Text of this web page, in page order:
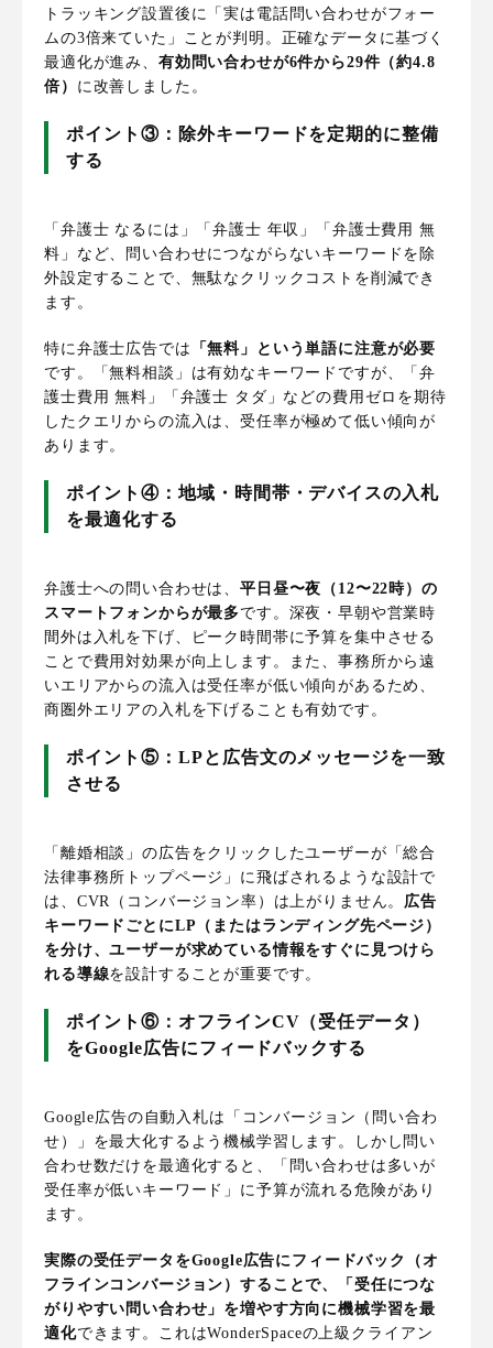
トラッキング設置後に「実は電話問い合わせがフォー
ムの3倍来ていた」ことが判明。正確なデータに基づく
最適化が進み、 有効問い合わせが6件から29件（約4.8
倍） に改善しました。
ポイント③：除外キーワードを定期的に整備
する
「弁護士 なるには」「弁護士 年収」「弁護士費用 無
料」など、問い合わせにつながらないキーワードを除
外設定することで、無駄なクリックコストを削減でき
ます。
特に弁護士広告では
「無料」という単語に注意が必要
です。「無料相談」は有効なキーワードですが、「弁
護士費用 無料」「弁護士 タダ」などの費用ゼロを期待
したクエリからの流入は、受任率が極めて低い傾向が
あります。
ポイント④：地域・時間帯・デバイスの入札
を最適化する
弁護士への問い合わせは、平日昼〜夜（12〜22時）の
スマートフォンからが最多です。深夜・早朝や営業時
間外は入札を下げ、ピーク時間帯に予算を集中させる
ことで費用対効果が向上します。また、事務所から遠
いエリアからの流入は受任率が低い傾向があるため、
商圏外エリアの入札を下げることも有効です。
ポイント⑤：LPと広告文のメッセージを一致
させる
「離婚相談」の広告をクリックしたユーザーが「総合
法律事務所トップページ」に飛ばされるような設計で
は、CVR（コンバージョン率）は上がりません。 広告
キーワードごとにLP（またはランディング先ページ）
を分け、ユーザーが求めている情報をすぐに見つけら
れる導線を設計することが重要です。
ポイント⑥：オフラインCV（受任データ）
をGoogle広告にフィードバックする
Google広告の自動入札は「コンバージョン（問い合わ
せ）」を最大化するよう機械学習します。しかし問い
合わせ数だけを最適化すると、「問い合わせは多いが
受任率が低いキーワード」に予算が流れる危険があり
ます。
実際の受任データをGoogle広告にフィードバック（オ
フラインコンバージョン）することで、「受任につな
がりやすい問い合わせ」を増やす方向に機械学習を最
適化できます。これはWonderSpaceの上級クライアン